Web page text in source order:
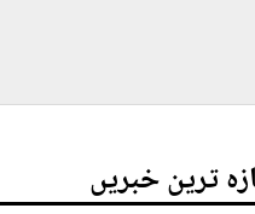
ترین خبریں